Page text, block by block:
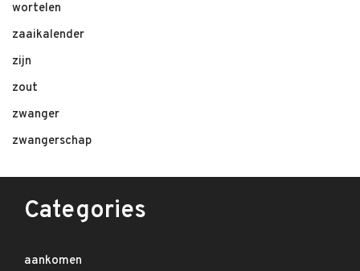
wortelen
zaaikalender
zijn
zout
zwanger
zwangerschap
Categories
aankomen